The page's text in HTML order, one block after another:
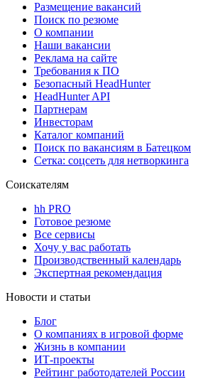
Размещение вакансий
Поиск по резюме
О компании
Наши вакансии
Реклама на сайте
Требования к ПО
Безопасный HeadHunter
HeadHunter API
Партнерам
Инвесторам
Каталог компаний
Поиск по вакансиям в Батецком
Сетка: соцсеть для нетворкинга
Соискателям
hh PRO
Готовое резюме
Все сервисы
Хочу у вас работать
Производственный календарь
Экспертная рекомендация
Новости и статьи
Блог
О компаниях в игровой форме
Жизнь в компании
ИТ-проекты
Рейтинг работодателей России